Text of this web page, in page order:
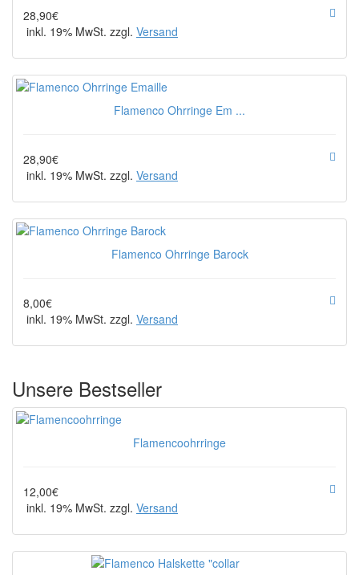
28,90€
inkl. 19% MwSt. zzgl. Versand
Flamenco Ohrringe Em ...
28,90€
inkl. 19% MwSt. zzgl. Versand
Flamenco Ohrringe Barock
8,00€
inkl. 19% MwSt. zzgl. Versand
Unsere Bestseller
Flamencoohrringe
12,00€
inkl. 19% MwSt. zzgl. Versand